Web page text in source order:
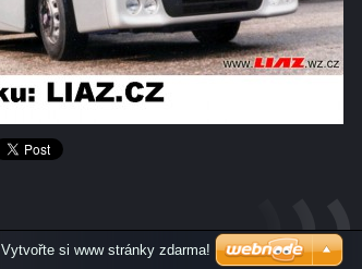
Vytvořte si www stránky zdarma!